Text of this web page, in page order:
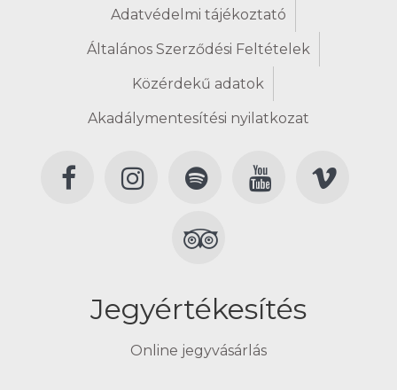
Adatvédelmi tájékoztató
Általános Szerződési Feltételek
Közérdekű adatok
Akadálymentesítési nyilatkozat
Jegyértékesítés
Online jegyvásárlás